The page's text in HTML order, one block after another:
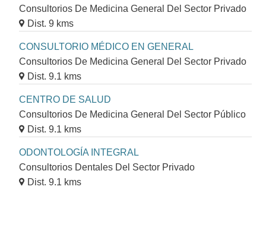
Consultorios De Medicina General Del Sector Privado
Dist. 9 kms
CONSULTORIO MÉDICO EN GENERAL
Consultorios De Medicina General Del Sector Privado
Dist. 9.1 kms
CENTRO DE SALUD
Consultorios De Medicina General Del Sector Público
Dist. 9.1 kms
ODONTOLOGÍA INTEGRAL
Consultorios Dentales Del Sector Privado
Dist. 9.1 kms